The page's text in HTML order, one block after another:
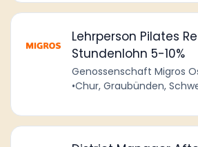
Lehrperson Pilates
Stundenlohn 5-10%
Genossenschaft Migros
•Chur, Graubünden,